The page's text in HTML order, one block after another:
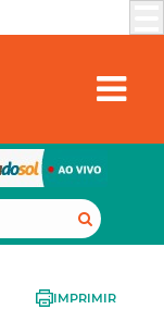
IMPRIMIR